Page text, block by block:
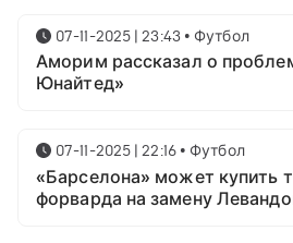
07-11-2025 | 23:43 • Футбол
Аморим рассказал о
Юнайтед»
07-11-2025 | 22:16 • Футбол
«Барселона» может купить
форварда на замену